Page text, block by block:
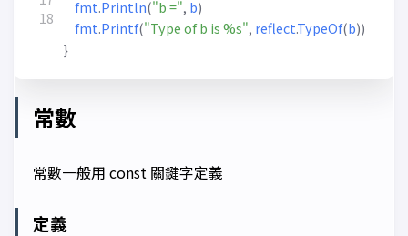
fmt.Println("b =", b)
fmt.Printf("Type of b is %s", reflect.TypeOf(b))
}
常數
常數一般用 const 關鍵字定義
定義